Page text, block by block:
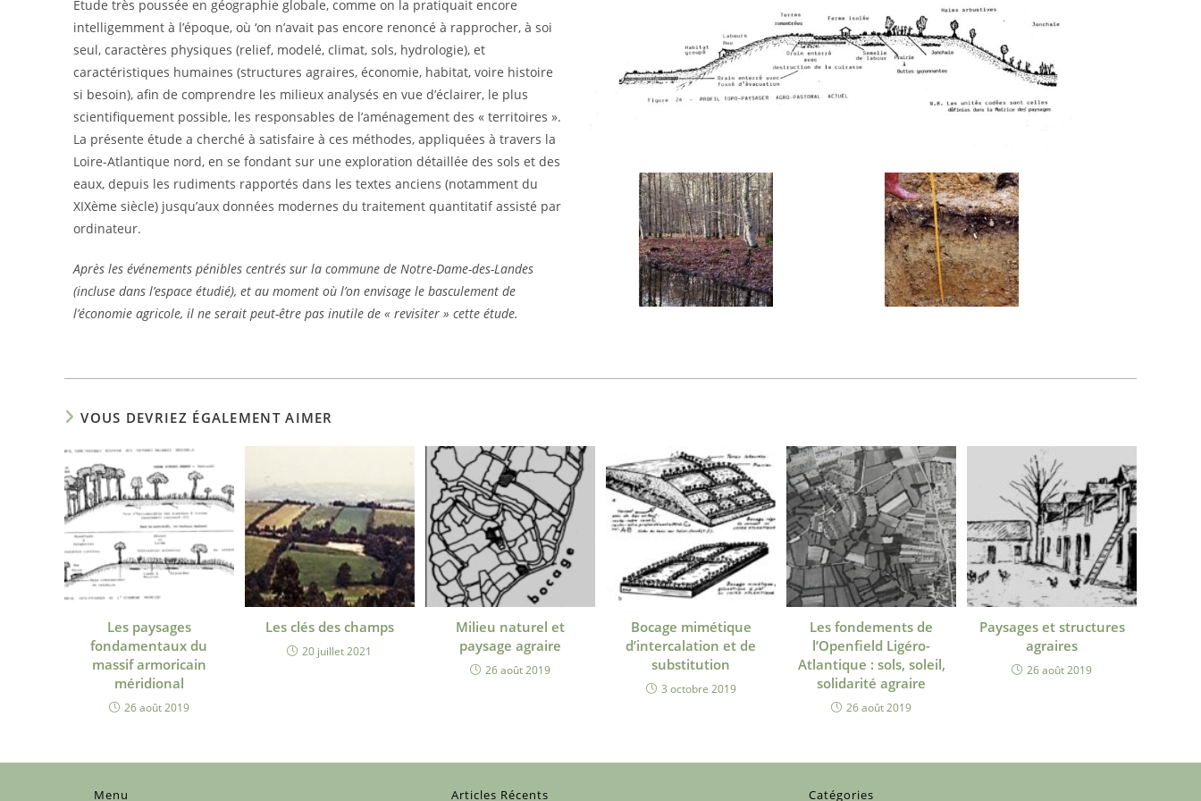
Etude très poussée en géographie globale, comme on la pratiquait encore
intelligemment à l’époque, où ‘on n’avait pas encore renoncé à rapprocher, à soi
seul, caractères physiques (relief, modelé, climat, sols, hydrologie), et
caractéristiques humaines (structures agraires, économie, habitat, voire histoire
si besoin), afin de comprendre les milieux analysés en vue d’éclairer, le plus
scientifiquement possible, les responsables de l’aménagement des « territoires ».
La présente étude a cherché à satisfaire à ces méthodes, appliquées à travers la
Loire-Atlantique nord, en se fondant sur une exploration détaillée des sols et des
eaux, depuis les rudiments rapportés dans les textes anciens (notamment du
XIXème siècle) jusqu’aux données modernes du traitement quantitatif assisté par
ordinateur.
Après les événements pénibles centrés sur la commune de Notre-Dame-des-Landes
(incluse dans l’espace étudié), et au moment où l’on envisage le basculement de
l’économie agricole, il ne serait peut-être pas inutile de « revisiter » cette étude.
VOUS DEVRIEZ ÉGALEMENT AIMER
Les paysages
fondamentaux du
massif armoricain
méridional
26 août 2019
Les clés des champs
20 juillet 2021
Milieu naturel et
paysage agraire
26 août 2019
Bocage mimétique
d’intercalation et de
substitution
3 octobre 2019
Les fondements de
l’Openfield Ligéro-
Atlantique : sols, soleil,
solidarité agraire
26 août 2019
Paysages et structures
agraires
26 août 2019
Menu Articles Récents Catégories